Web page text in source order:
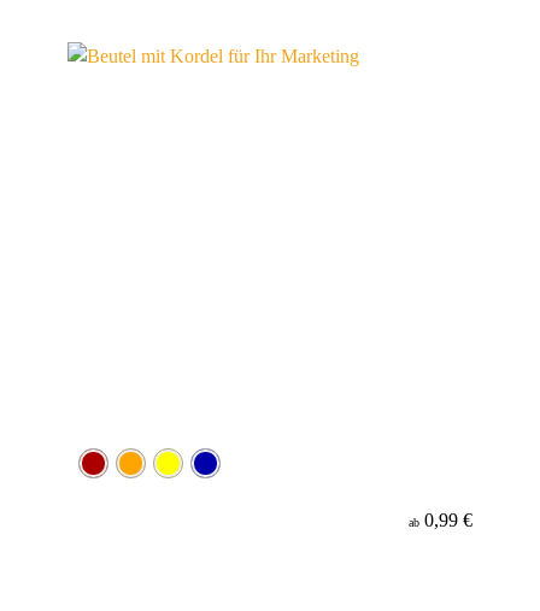
ab 0,99 €